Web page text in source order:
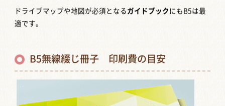
ドライブマップや地図が必須となる ガイドブック にもB5は最
適です。
B5無線綴じ冊子 印刷費の目安